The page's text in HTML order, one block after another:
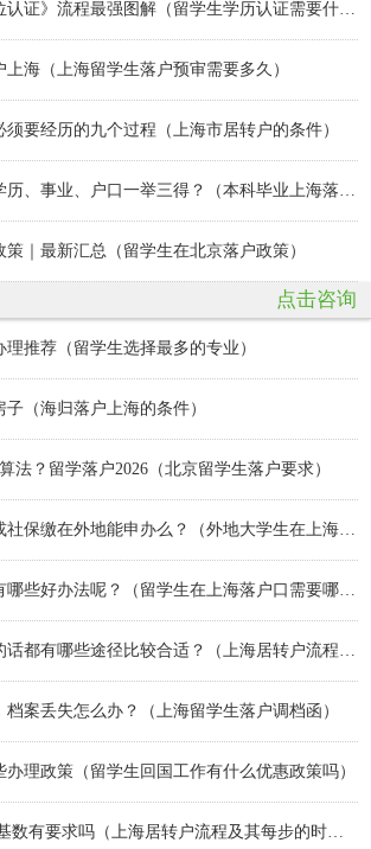
海（上海留学生落户预审需要多久）
须要经历的九个过程（上海市居转户的条件）
｜最新汇总（留学生在北京落户政策）
点击咨询
推荐（留学生选择最多的专业）
（海归落户上海的条件）
法？留学落户2026（北京留学生落户要求）
案丢失怎么办？（上海留学生落户调档函）
理政策（留学生回国工作有什么优惠政策吗）